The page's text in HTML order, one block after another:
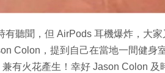
有聽聞，但 AirPods 耳機爆炸，大
Colon，提到自己在當地一間健身
有火花產生！幸好 Jason Colon